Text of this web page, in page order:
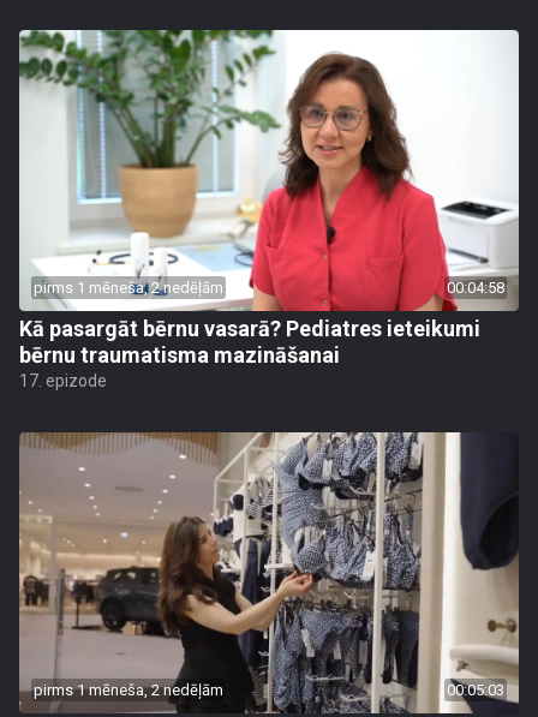
pirms 1 mēneša, 2 nedēļām 00:04:58
Kā pasargāt bērnu vasarā? Pediatres ieteikumi
bērnu traumatisma mazināšanai
17. epizode
pirms 1 mēneša, 2 nedēļām 00:05:03